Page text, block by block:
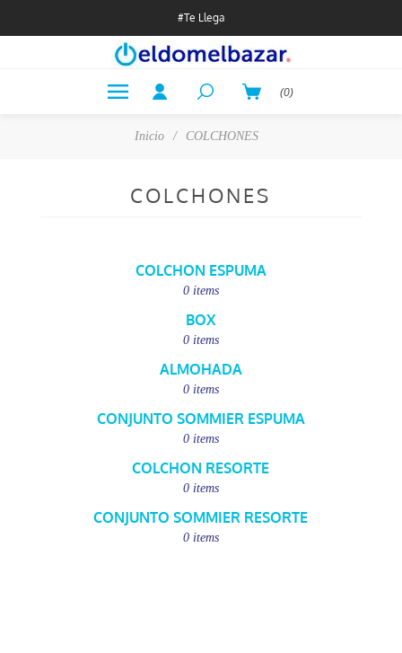
#Te Llega
(0)
Inicio / COLCHONES
COLCHON ESPUMA
0 items
BOX
0 items
ALMOHADA
0 items
CONJUNTO SOMMIER ESPUMA
0 items
COLCHON RESORTE
0 items
CONJUNTO SOMMIER RESORTE
0 items
COLCHONES